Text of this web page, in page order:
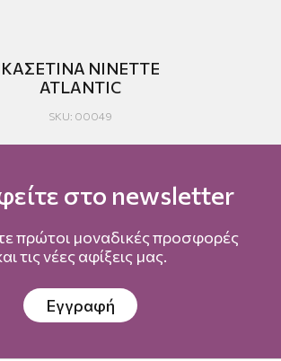
ΚΑΣΕΤΙΝΑ NINETTE
ATLANTIC
SKU: 00049
στο newsletter
πρώτοι μοναδικές προσφορές
τις νέες αφίξεις μας.
Εγγραφή